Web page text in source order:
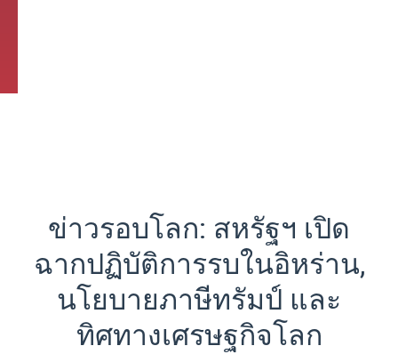
ข่าวรอบโลก: สหรัฐฯ เปิด
ฉากปฏิบัติการรบในอิหร่าน,
นโยบายภาษีทรัมป์ และ
ทิศทางเศรษฐกิจโลก